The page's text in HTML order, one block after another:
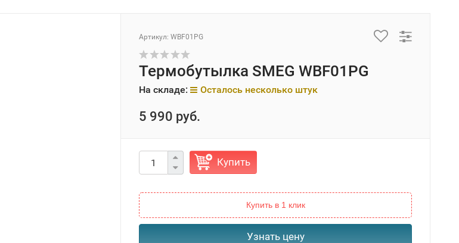
Артикул: WBF01PG
Термобутылка SMEG WBF01PG
На складе: Осталось несколько штук
5 990 руб.
Купить
Купить в 1 клик
Узнать цену